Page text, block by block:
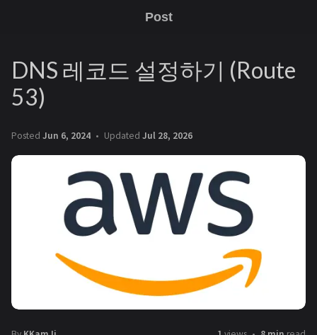
Post
DNS 레코드 설정하기 (Route
53)
Posted Jun 6, 2024 Updated Jul 28, 2026